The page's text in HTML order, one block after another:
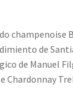
champenoise
de
de Manuel
Chardonnay